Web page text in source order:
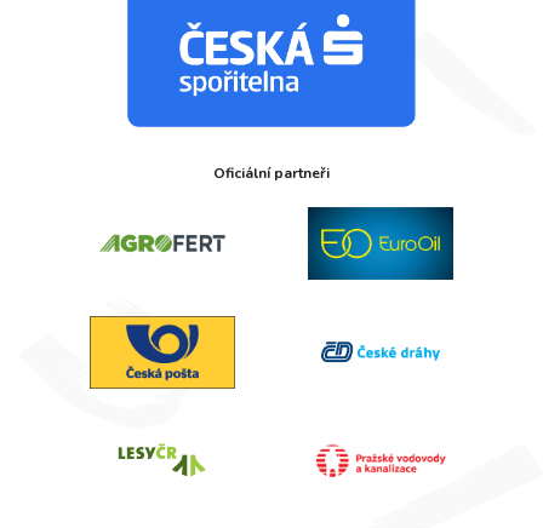
Oficiální partneři